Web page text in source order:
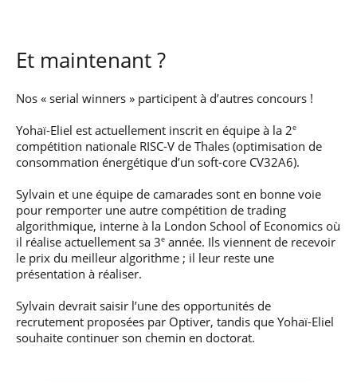
Et maintenant ?
Nos « serial winners » participent à d’autres concours !
Yohaï-Eliel est actuellement inscrit en équipe à la 2e
compétition nationale RISC-V de Thales (optimisation de
consommation énergétique d’un soft-core CV32A6).
Sylvain et une équipe de camarades sont en bonne voie
pour remporter une autre compétition de trading
algorithmique, interne à la London School of Economics où
il réalise actuellement sa 3e année. Ils viennent de recevoir
le prix du meilleur algorithme ; il leur reste une
présentation à réaliser.
Sylvain devrait saisir l’une des opportunités de
recrutement proposées par Optiver, tandis que Yohaï-Eliel
souhaite continuer son chemin en doctorat.